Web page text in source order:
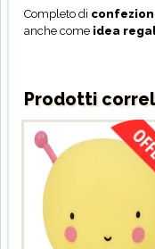
Completo di
anche come idea
Prodotti